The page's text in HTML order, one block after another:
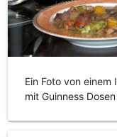
Ein Foto von einem
mit Guinness